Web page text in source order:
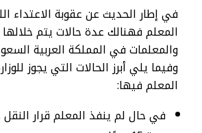
في إطار الحديث عن عقوبة الاعتداء
المعلم فهنالك عدة حالات يتم
والمعلمات في المملكة العربية
وفيما يلي أبرز الحالات التي يجوز
المعلم فيها:
في حال لم ينفذ المعلم قرار